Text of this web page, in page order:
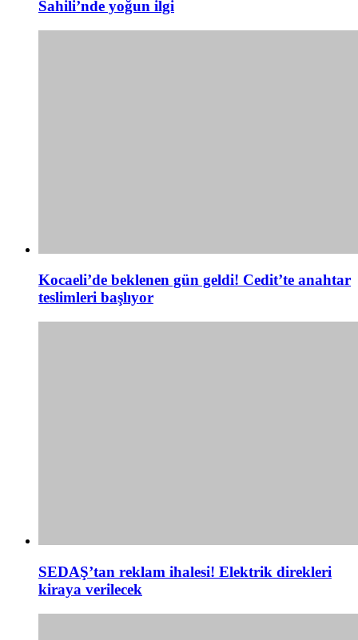
Sahili’nde yoğun ilgi
Kocaeli’de beklenen gün geldi! Cedit’te anahtar
teslimleri başlıyor
SEDAŞ’tan reklam ihalesi! Elektrik direkleri
kiraya verilecek